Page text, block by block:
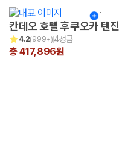
칸데오 호텔 후쿠오카 텐진
4.2(999+)4성급
총 417,896원